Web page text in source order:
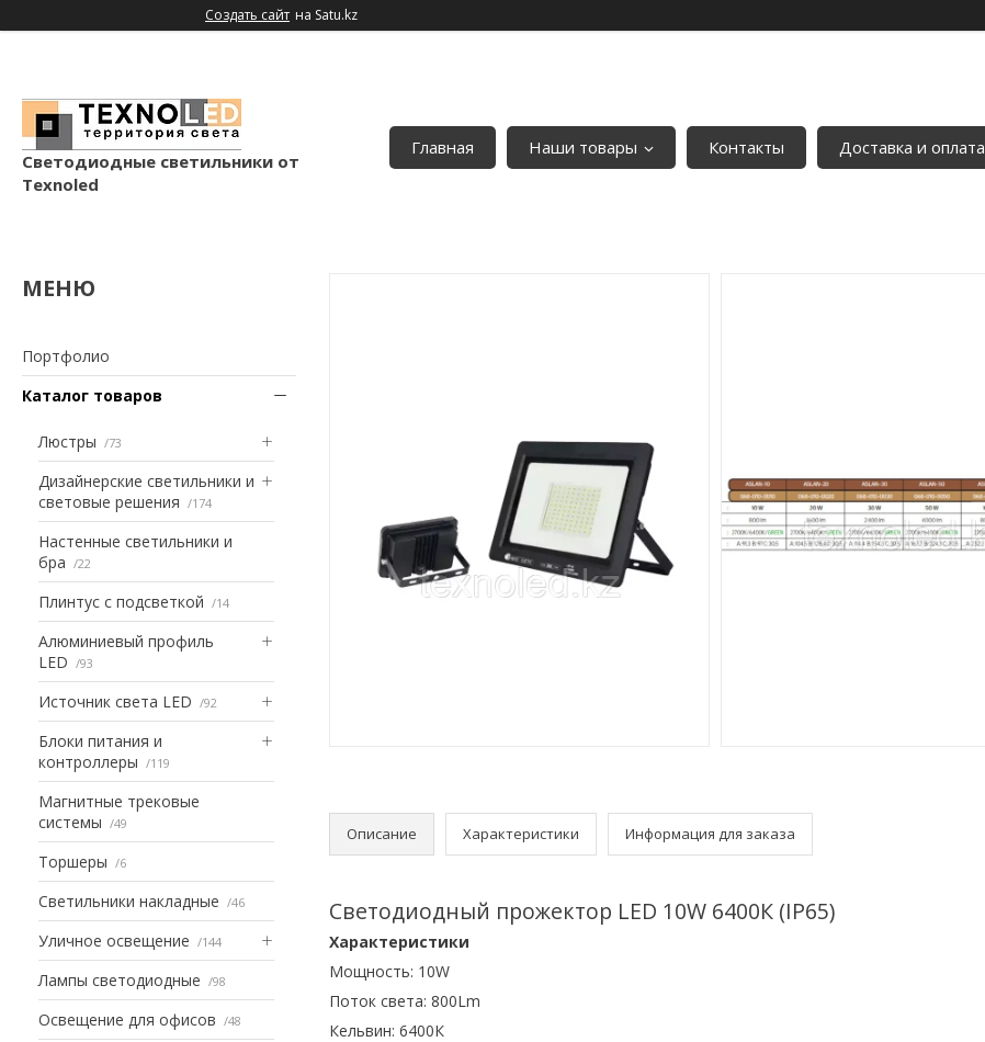
Создать сайт на Satu.kz
Светодиодные светильники от
Texnoled
Главная Наши товары Контакты Доставка и оплата
Портфолио
Каталог товаров
Люстры 73
Дизайнерские светильники и
световые решения
174
Настенные светильники и
бра
22
Плинтус с подсветкой 14
Алюминиевый профиль
LED
93
Источник света LED 92
Блоки питания и
контроллеры
119
Магнитные трековые
системы
49
Торшеры 6
Светильники накладные 46
Уличное освещение 144
Лампы светодиодные 98
Освещение для офисов 48
Описание Характеристики Информация для заказа
Светодиодный прожектор LED 10W 6400К (IP65)
Характеристики
Мощность: 10W
Поток света: 800Lm
Кельвин: 6400К